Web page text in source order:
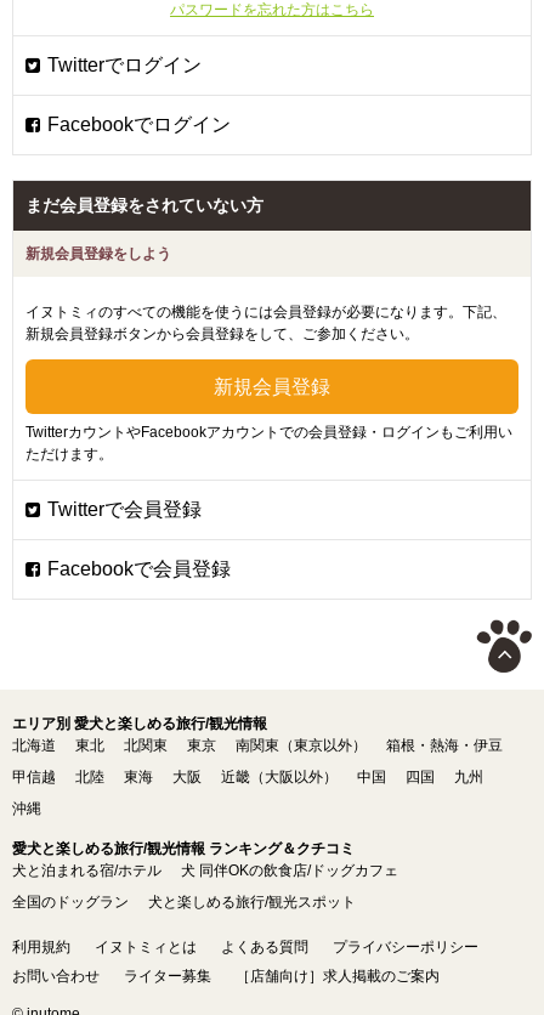
パスワードを忘れた方はこちら
まだ会員登録をされていない方
新規会員登録をしよう
イヌトミィのすべての機能を使うには会員登録が必要になります。下記、
新規会員登録ボタンから会員登録をして、ご参加ください。
TwitterカウントやFacebookアカウントでの会員登録・ログインもご利用い
ただけます。
エリア別 愛犬と楽しめる旅行/観光情報
北海道
東北 北関東 東京 南関東（東京以外）
箱根・熱海・伊豆
甲信越
北陸 東海 大阪 近畿（大阪以外） 中国 四国
九州
沖縄
愛犬と楽しめる旅行/観光情報 ランキング＆クチコミ
犬と泊まれる宿/ホテル
犬 同伴OKの飲食店/ドッグカフェ
全国のドッグラン
犬と楽しめる旅行/観光スポット
利用規約 イヌトミィとは よくある質問
プライバシーポリシー
お問い合わせ
ライター募集 ［店舗向け］求人掲載のご案内